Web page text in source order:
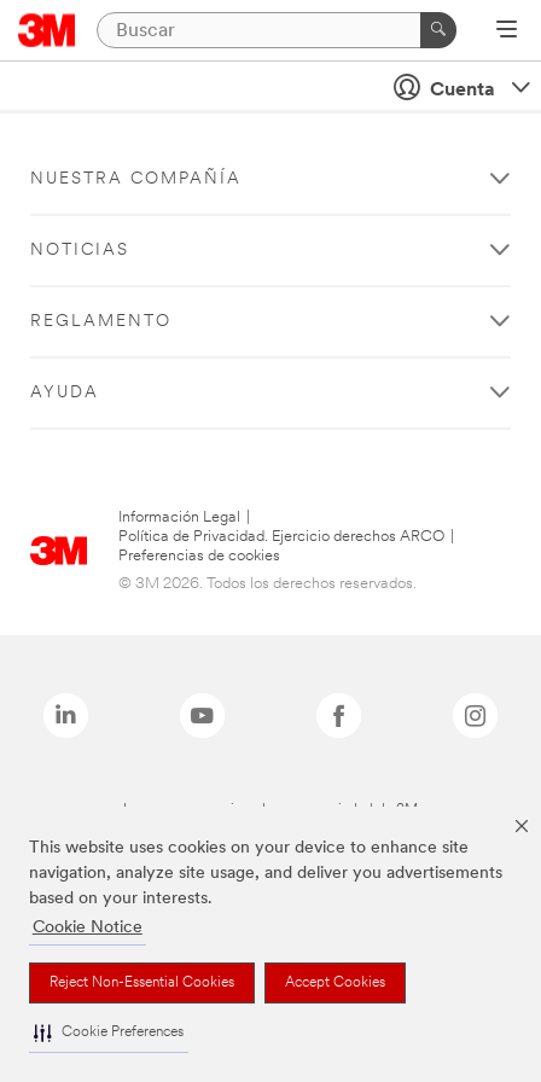
This website uses cookies on your device to enhance site
navigation, analyze site usage, and deliver you advertisements
based on your interests.
Cookie Notice
Reject Non-Essential Cookies Accept Cookies
Cookie Preferences
Cuenta
NUESTRA COMPAÑÍA
NOTICIAS
REGLAMENTO
AYUDA
Información Legal
Política de Privacidad. Ejercicio derechos ARCO
Preferencias de cookies
© 3M 2026. Todos los derechos reservados.
Las marcas mencionadas son propiedad de 3M